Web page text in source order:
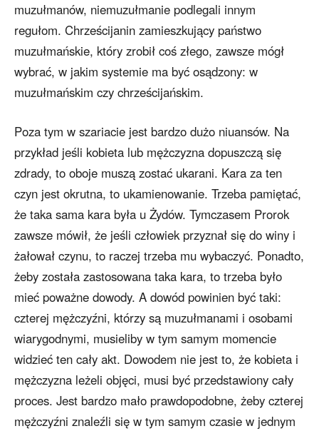
muzułmanów, niemuzułmanie podlegali innym
regułom. Chrześcijanin zamieszkujący państwo
muzułmańskie, który zrobił coś złego, zawsze mógł
wybrać, w jakim systemie ma być osądzony: w
muzułmańskim czy chrześcijańskim.
Poza tym w szariacie jest bardzo dużo niuansów. Na
przykład jeśli kobieta lub mężczyzna dopuszczą się
zdrady, to oboje muszą zostać ukarani. Kara za ten
czyn jest okrutna, to ukamienowanie. Trzeba pamiętać,
że taka sama kara była u Żydów. Tymczasem Prorok
zawsze mówił, że jeśli człowiek przyznał się do winy i
żałował czynu, to raczej trzeba mu wybaczyć. Ponadto,
żeby została zastosowana taka kara, to trzeba było
mieć poważne dowody. A dowód powinien być taki:
czterej mężczyźni, którzy są muzułmanami i osobami
wiarygodnymi, musieliby w tym samym momencie
widzieć ten cały akt. Dowodem nie jest to, że kobieta i
mężczyzna leżeli objęci, musi być przedstawiony cały
proces. Jest bardzo mało prawdopodobne, żeby czterej
mężczyźni znaleźli się w tym samym czasie w jednym